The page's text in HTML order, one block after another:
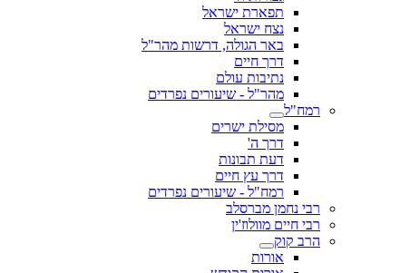
תפארת ישראל
נצח ישראל
באר הגולה, דרשות מהר"ל
דרך חיים
נתיבות עולם
מהר"ל - שיעורים נפרדים
רמח"ל
מסילת ישרים
דרך ה'
דעת תבונות
דרך עץ חיים
רמח"ל - שיעורים נפרדים
רבי נחמן מברסלב
רבי חיים מוולוז'ין
הרב קוק
אורות